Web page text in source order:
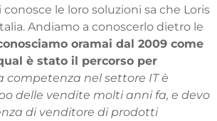
conosce le loro soluzioni sa che Loris
Andiamo a conoscerlo dietro le
oramai dal 2009 come
è stato il percorso per
competenza nel settore IT è
delle vendite molti anni fa, e devo
di venditore di prodotti